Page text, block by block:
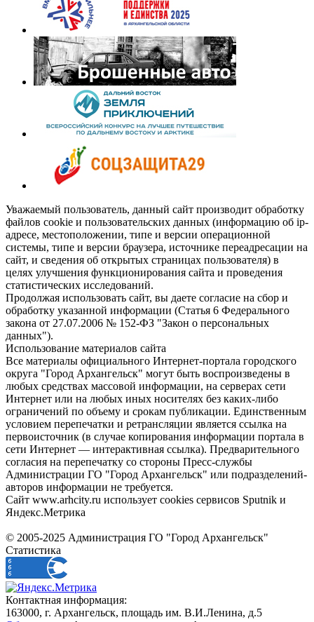
Уважаемый пользователь, данный сайт производит обработку
файлов cookie и пользовательских данных (информацию об ip-
адресе, местоположении, типе и версии операционной
системы, типе и версии браузера, источнике переадресации на
сайт, и сведения об открытых страницах пользователя) в
целях улучшения функционирования сайта и проведения
статистических исследований.
Продолжая использовать сайт, вы даете согласие на сбор и
обработку указанной информации (Статья 6 Федерального
закона от 27.07.2006 № 152-ФЗ "Закон о персональных
данных").
Использование материалов сайта
Все материалы официального Интернет-портала городского
округа "Город Архангельск" могут быть воспроизведены в
любых средствах массовой информации, на серверах сети
Интернет или на любых иных носителях без каких-либо
ограничений по объему и срокам публикации. Единственным
условием перепечатки и ретрансляции является ссылка на
первоисточник (в случае копирования информации портала в
сети Интернет — интерактивная ссылка). Предварительного
согласия на перепечатку со стороны Пресс-службы
Администрации ГО "Город Архангельск" или подразделений-
авторов информации не требуется.
Сайт www.arhcity.ru использует cookies сервисов Sputnik и
Яндекс.Метрика
© 2005-2025 Администрация ГО "Город Архангельск"
Статистика
Контактная информация:
163000, г. Архангельск, площадь им. В.И.Ленина, д.5